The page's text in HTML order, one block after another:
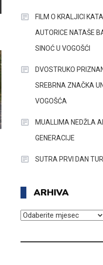
FILM O KRALJICI
AUTORICE NATAŠE
SINOĆ U VOGOŠĆI
DVOSTRUKO
SREBRNA ZNAČKA
VOGOŠĆA
MUALLIMA NEDŽLA
GENERACIJE
SUTRA PRVI DAN
ARHIVA
ARHIVA